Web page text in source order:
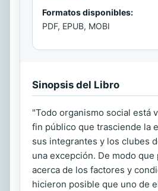
Formatos disponibles:
PDF, EPUB, MOBI
Sinopsis del Libro
"Todo organismo social está
fin público que trasciende la
sus integrantes y los clubes
una excepción. De modo
acerca de los factores y
hicieron posible que uno de